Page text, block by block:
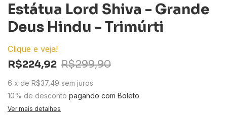
Estátua Lord Shiva - Grande
Deus Hindu - Trimúrti
Clique e veja!
R$224,92 R$299,90
6 x de R$37,49 sem juros
10% de desconto pagando com Boleto
Ver mais detalhes